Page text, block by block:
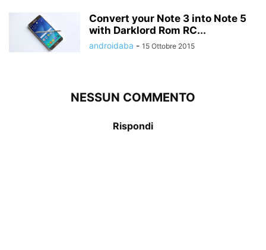
Convert your Note 3 into Note 5
with Darklord Rom RC...
androidaba - 15 Ottobre 2015
NESSUN COMMENTO
Rispondi